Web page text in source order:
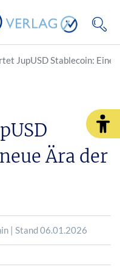
JupUSD Stablecoin:
Ära der
| Stand 06.01.2026